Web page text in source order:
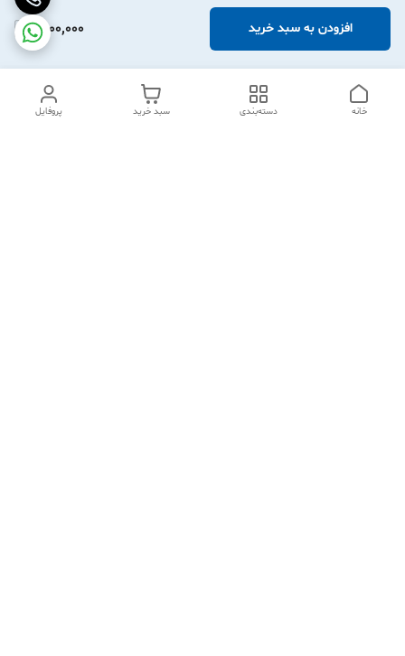
2,100,000 افزودن به سبد خرید
پروفایل سبد خرید دسته‌بندی خانه